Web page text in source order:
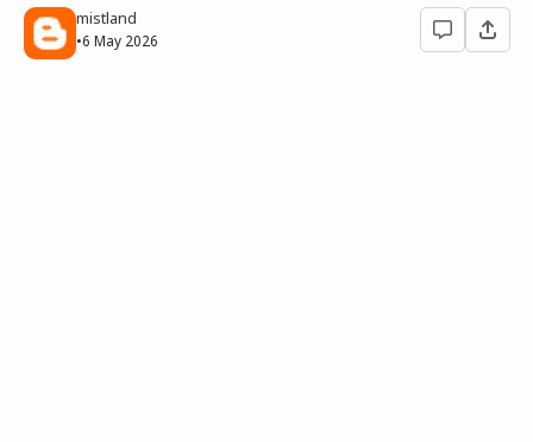
mistland
•6 May 2026